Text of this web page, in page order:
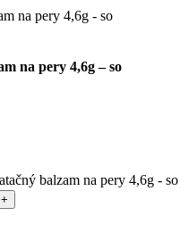
na pery 4,6g – so
balzam na pery 4,6g - so